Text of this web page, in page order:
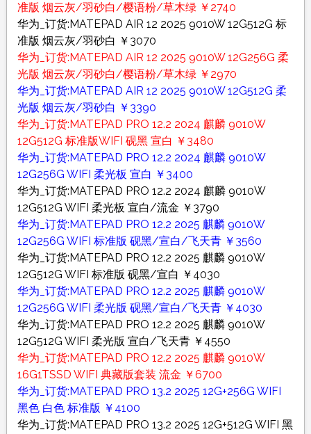
准版 烟云灰/羽砂白/樱语粉/草木绿 ￥2740
华为_订货:MATEPAD AIR 12 2025 9010W 12G512G 标
准版 烟云灰/羽砂白 ￥3070
华为_订货:MATEPAD AIR 12 2025 9010W 12G256G 柔
光版 烟云灰/羽砂白/樱语粉/草木绿 ￥2970
华为_订货:MATEPAD AIR 12 2025 9010W 12G512G 柔
光版 烟云灰/羽砂白 ￥3390
华为_订货:MATEPAD PRO 12.2 2024 麒麟 9010W
12G512G 标准版WIFI 砚黑 宣白 ￥3480
华为_订货:MATEPAD PRO 12.2 2024 麒麟 9010W
12G256G WIFI 柔光板 宣白 ￥3400
华为_订货:MATEPAD PRO 12.2 2024 麒麟 9010W
12G512G WIFI 柔光板 宣白/流金 ￥3790
华为_订货:MATEPAD PRO 12.2 2025 麒麟 9010W
12G256G WIFI 标准版 砚黑/宣白/飞天青 ￥3560
华为_订货:MATEPAD PRO 12.2 2025 麒麟 9010W
12G512G WIFI 标准版 砚黑/宣白 ￥4030
华为_订货:MATEPAD PRO 12.2 2025 麒麟 9010W
12G256G WIFI 柔光版 砚黑/宣白/飞天青 ￥4030
华为_订货:MATEPAD PRO 12.2 2025 麒麟 9010W
12G512G WIFI 柔光版 宣白/飞天青 ￥4550
华为_订货:MATEPAD PRO 12.2 2025 麒麟 9010W
16G1TSSD WIFI 典藏版套装 流金 ￥6700
华为_订货:MATEPAD PRO 13.2 2025 12G+256G WIFI
黑色 白色 标准版 ￥4100
华为_订货:MATEPAD PRO 13.2 2025 12G+512G WIFI 黑